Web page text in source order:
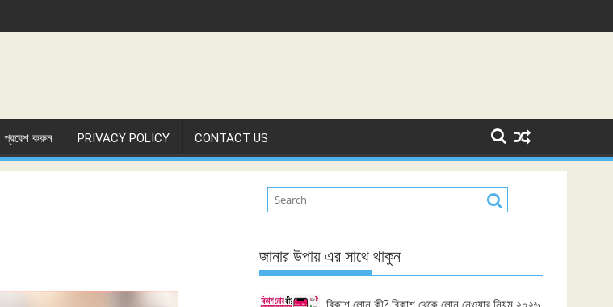
প্রবেশ করুন PRIVACY POLICY CONTACT US
জানার উপায় এর সাথে থাকুন
বিকাশ লোন কী? বিকাশ থেকে লোন নেওয়ার নিয়ম ২০২৬